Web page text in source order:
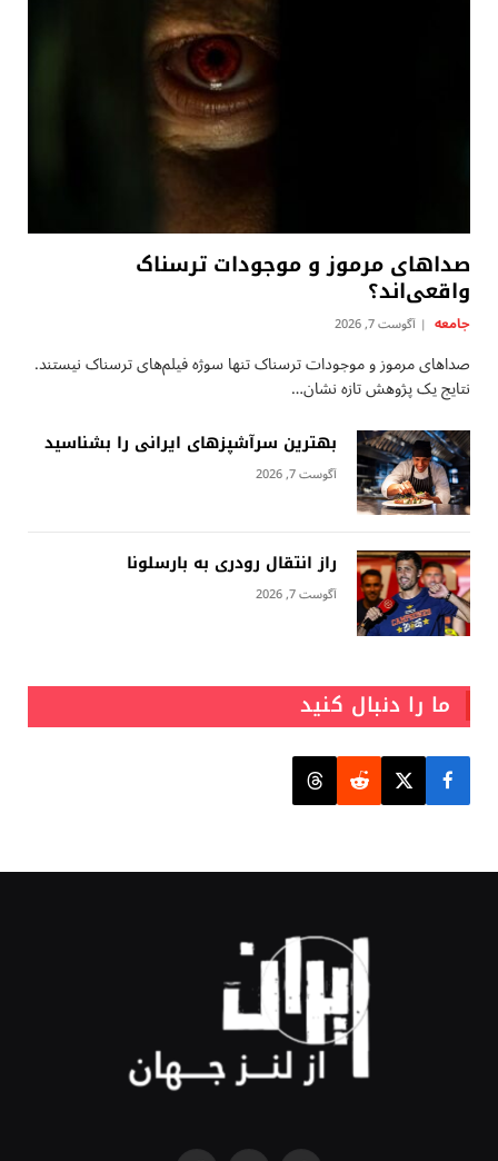
صداهای مرموز و موجودات ترسناک
واقعی‌اند؟
جامعه آگوست 7, 2026
صداهای مرموز و موجودات ترسناک تنها سوژه فیلم‌های ترسناک نیستند.
نتایج یک پژوهش تازه نشان…
بهترین سرآشپزهای ایرانی را بشناسید
آگوست 7, 2026
راز انتقال رودری به بارسلونا
آگوست 7, 2026
ما را دنبال کنید